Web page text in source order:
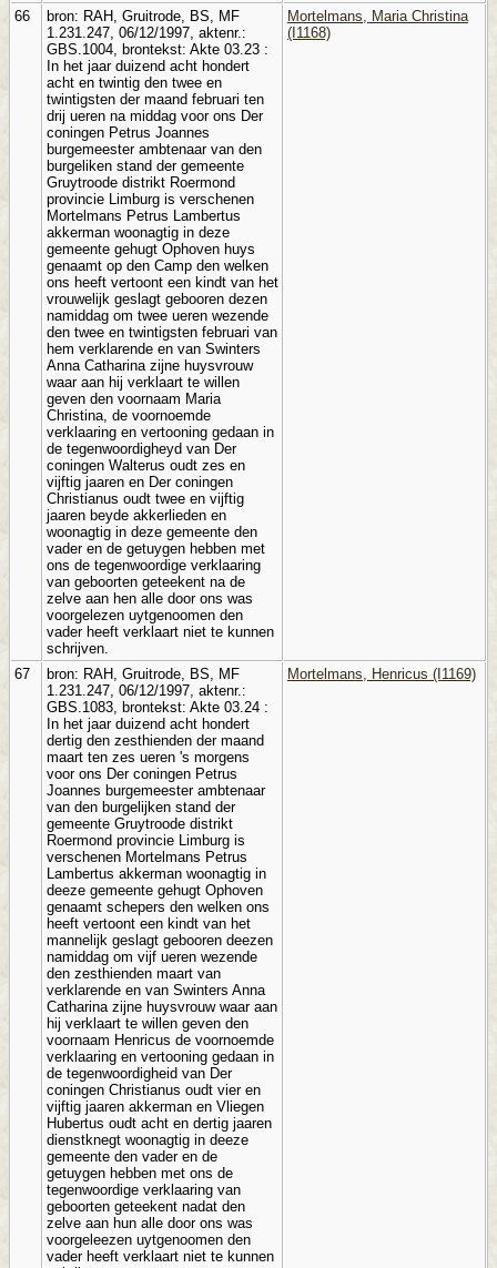
66
bron: RAH, Gruitrode, BS, MF
1.231.247, 06/12/1997, aktenr.:
GBS.1004, brontekst: Akte 03.23 :
In het jaar duizend acht hondert
acht en twintig den twee en
twintigsten der maand februari ten
drij ueren na middag voor ons Der
coningen Petrus Joannes
burgemeester ambtenaar van den
burgeliken stand der gemeente
Gruytroode distrikt Roermond
provincie Limburg is verschenen
Mortelmans Petrus Lambertus
akkerman woonagtig in deze
gemeente gehugt Ophoven huys
genaamt op den Camp den welken
ons heeft vertoont een kindt van het
vrouwelijk geslagt gebooren dezen
namiddag om twee ueren wezende
den twee en twintigsten februari van
hem verklarende en van Swinters
Anna Catharina zijne huysvrouw
waar aan hij verklaart te willen
geven den voornaam Maria
Christina, de voornoemde
verklaaring en vertooning gedaan in
de tegenwoordigheyd van Der
coningen Walterus oudt zes en
vijftig jaaren en Der coningen
Christianus oudt twee en vijftig
jaaren beyde akkerlieden en
woonagtig in deze gemeente den
vader en de getuygen hebben met
ons de tegenwoordige verklaaring
van geboorten geteekent na de
zelve aan hen alle door ons was
voorgelezen uytgenoomen den
vader heeft verklaart niet te kunnen
schrijven.
Mortelmans, Maria Christina
(I1168)
67
bron: RAH, Gruitrode, BS, MF
1.231.247, 06/12/1997, aktenr.:
GBS.1083, brontekst: Akte 03.24 :
In het jaar duizend acht hondert
dertig den zesthienden der maand
maart ten zes ueren 's morgens
voor ons Der coningen Petrus
Joannes burgemeester ambtenaar
van den burgelijken stand der
gemeente Gruytroode distrikt
Roermond provincie Limburg is
verschenen Mortelmans Petrus
Lambertus akkerman woonagtig in
deeze gemeente gehugt Ophoven
genaamt schepers den welken ons
heeft vertoont een kindt van het
mannelijk geslagt gebooren deezen
namiddag om vijf ueren wezende
den zesthienden maart van
verklarende en van Swinters Anna
Catharina zijne huysvrouw waar aan
hij verklaart te willen geven den
voornaam Henricus de voornoemde
verklaaring en vertooning gedaan in
de tegenwoordigheid van Der
coningen Christianus oudt vier en
vijftig jaaren akkerman en Vliegen
Hubertus oudt acht en dertig jaaren
dienstknegt woonagtig in deeze
gemeente den vader en de
getuygen hebben met ons de
tegenwoordige verklaaring van
geboorten geteekent nadat den
zelve aan hun alle door ons was
voorgeleezen uytgenoomen den
vader heeft verklaart niet te kunnen
Mortelmans, Henricus (I1169)